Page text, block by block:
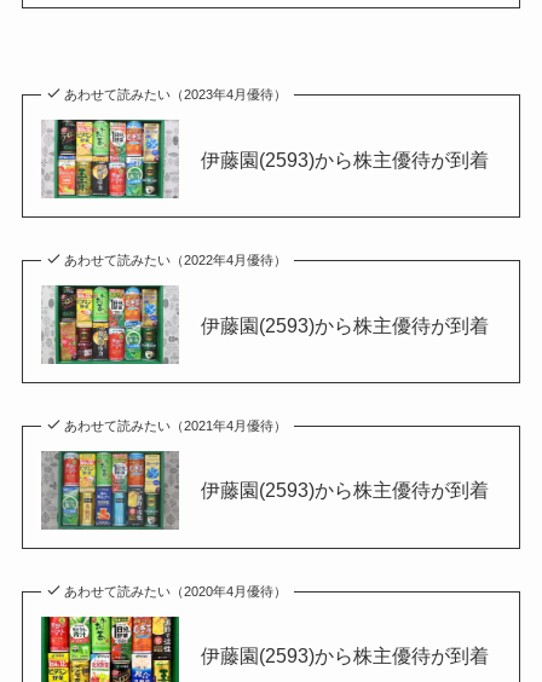
あわせて読みたい（2023年4月優待）
伊藤園(2593)から株主優待が到着
あわせて読みたい（2022年4月優待）
伊藤園(2593)から株主優待が到着
あわせて読みたい（2021年4月優待）
伊藤園(2593)から株主優待が到着
あわせて読みたい（2020年4月優待）
伊藤園(2593)から株主優待が到着